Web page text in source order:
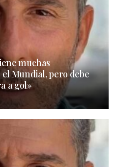
muchas
Mundial, pero debe
a gol»